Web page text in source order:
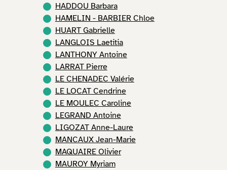
HADDOU Barbara
HAMELIN - BARBIER Chloe
HUART Gabrielle
LANGLOIS Laetitia
LANTHONY Antoine
LARRAT Pierre
LE CHENADEC Valérie
LE LOCAT Cendrine
LE MOULEC Caroline
LEGRAND Antoine
LIGOZAT Anne-Laure
MANCAUX Jean-Marie
MAQUAIRE Olivier
MAUROY Myriam